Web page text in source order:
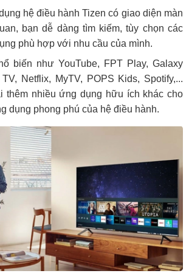
hệ điều hành Tizen có giao diện màn
bạn dễ dàng tìm kiếm, tùy chọn các
phù hợp với nhu cầu của mình.
biến như YouTube, FPT Play, Galaxy
Netflix, MyTV, POPS Kids, Spotify,...
thêm nhiều ứng dụng hữu ích khác cho
dụng phong phú của hệ điều hành.